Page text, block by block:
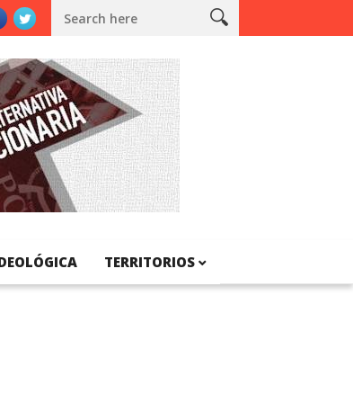
TERRITORIOS